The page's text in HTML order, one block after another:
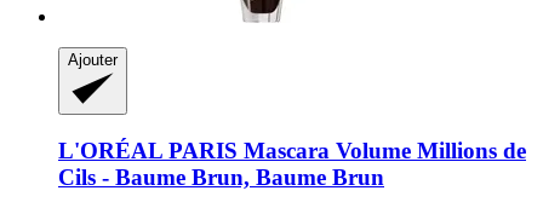
Ajouter
L'ORÉAL PARIS Mascara Volume Millions de
Cils -​ Baume Brun, Baume Brun